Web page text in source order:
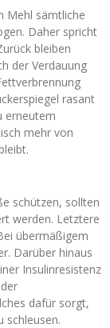
Mehl sämtliche
Daher spricht
bleiben
der Verdauung
rasant
erneutem
mehr von
schützen, sollten
werden. Letztere
übermäßigem
Darüber hinaus
Insulinresistenz
dafür sorgt,
schleusen.